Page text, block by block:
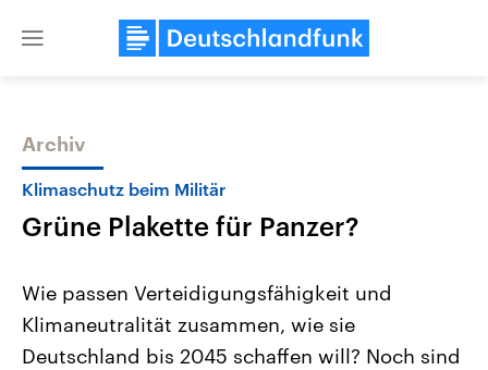
Close
Themen
Archiv
Klimaschutz beim Militär
Grüne Plakette für Panzer?
Wie passen Verteidigungsfähigkeit und
Klimaneutralität zusammen, wie sie
Deutschland bis 2045 schaffen will? Noch sind